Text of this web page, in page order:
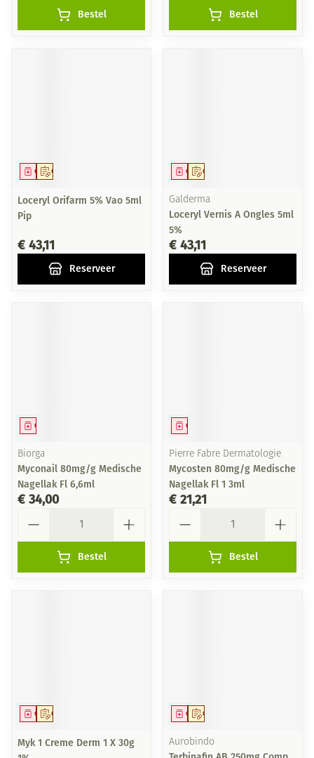
Bestel Bestel
Op voorschrift
Geneesmiddel
Loceryl Orifarm 5% Vao 5ml
Pip
€ 43,11
Reserveer
Op voorschrift
Geneesmiddel
Galderma
Loceryl Vernis A Ongles 5ml
5%
€ 43,11
Reserveer
Geneesmiddel
Biorga
Myconail 80mg/g Medische
Nagellak Fl 6,6ml
€ 34,00
Bestel
Geneesmiddel
Pierre Fabre Dermatologie
Mycosten 80mg/g Medische
Nagellak Fl 1 3ml
€ 21,21
Bestel
Op voorschrift
Geneesmiddel
Myk 1 Creme Derm 1 X 30g
Op voorschrift
Geneesmiddel
Aurobindo